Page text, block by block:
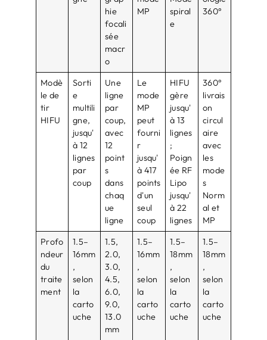
hie
focali
sée
macr
o
MP
spiral
e
360°
Modè
le de
tir
HIFU
Sorti
e
multili
gne,
jusqu'
à 12
lignes
par
coup
Une
ligne
par
coup,
avec
12
point
s
dans
chaq
ue
ligne
Le
mode
MP
peut
fourni
r
jusqu'
à 417
points
d'un
seul
coup
HIFU
gère
jusqu'
à 13
lignes
;
Poign
ée RF
Lipo
jusqu'
à 22
lignes
360°
livrais
on
circul
aire
avec
les
mode
s
Norm
al et
MP
Profo
ndeur
du
traite
ment
1.5–
16mm
,
selon
la
carto
uche
1.5,
2.0,
3.0,
4.5,
6.0,
9.0,
13.0
mm
1.5–
16mm
,
selon
la
carto
uche
1.5–
18mm
,
selon
la
carto
uche
1.5–
18mm
,
selon
la
carto
uche